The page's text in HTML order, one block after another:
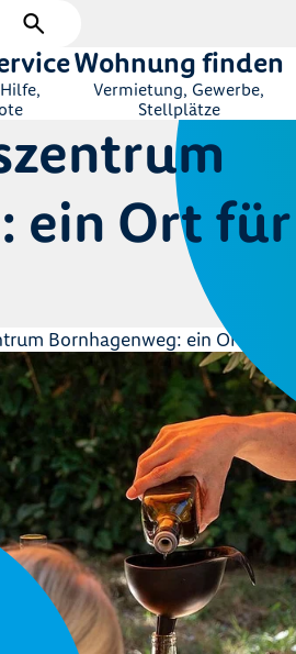
Wohnung finden
Vermietung, Gewerbe,
Stellplätze
ein Ort für
Bornhagenweg: ein Ort für alle